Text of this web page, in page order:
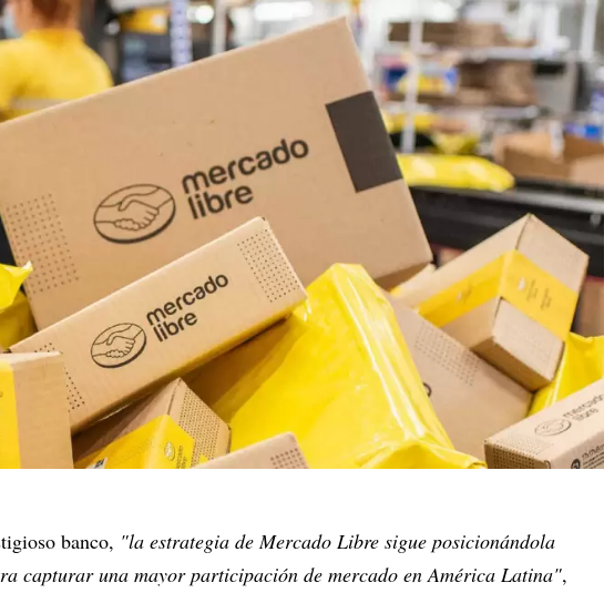
banco, "la estrategia de Mercado Libre sigue posicionándola
capturar una mayor participación de mercado en América Latina",